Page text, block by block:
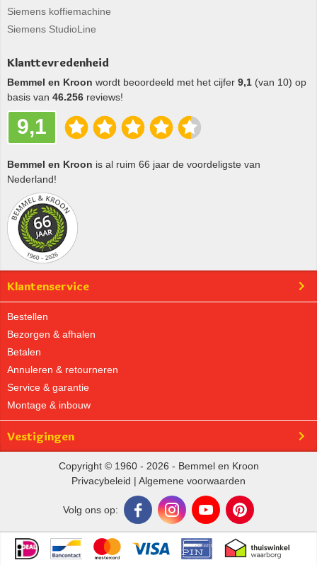
Siemens koffiemachine
Siemens StudioLine
Klanttevredenheid
Bemmel en Kroon wordt beoordeeld met het cijfer 9,1 (van 10) op
basis van 46.256 reviews!
9,1
Bemmel en Kroon is al ruim 66 jaar de voordeligste van
Nederland!
Klantenservice
Bestellen
Bezorgen & afhalen
Betalen
Annuleren & retourneren
Service & garantie
Montage & inbouw
Vestigingen
Copyright © 1960 - 2026 - Bemmel en Kroon
Privacybeleid | Algemene voorwaarden
Volg ons op: